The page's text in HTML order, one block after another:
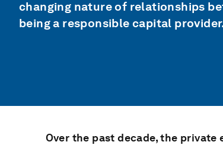
changing nature of relationships
being a responsible capital
Over the past decade, the